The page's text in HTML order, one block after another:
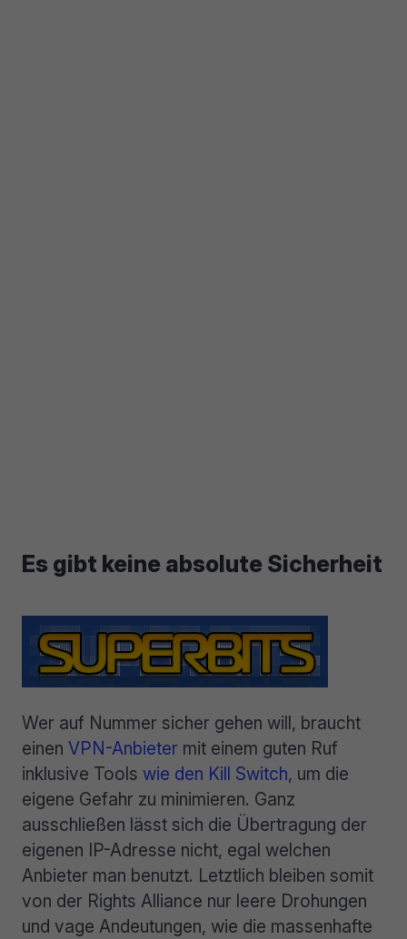
Es gibt keine absolute Sicherheit
Wer auf Nummer sicher gehen will, braucht
einen VPN-Anbieter mit einem guten Ruf
inklusive Tools wie den Kill Switch, um die
eigene Gefahr zu minimieren. Ganz
ausschließen lässt sich die Übertragung der
eigenen IP-Adresse nicht, egal welchen
Anbieter man benutzt. Letztlich bleiben somit
von der Rights Alliance nur leere Drohungen
und vage Andeutungen, wie die massenhafte